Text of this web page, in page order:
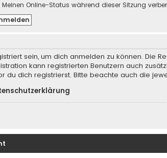
Meinen Online-Status während dieser Sitzung
sein, um dich anmelden zu können. Die
kann registrierten Benutzern auch
du dich registrierst. Bitte beachte auch die